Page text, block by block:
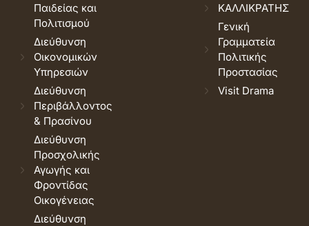
Παιδείας και
Πολιτισμού
Διεύθυνση
Οικονομικών
Υπηρεσιών
Διεύθυνση
Περιβάλλοντος
& Πρασίνου
Διεύθυνση
Προσχολικής
Αγωγής και
Φροντίδας
Οικογένειας
Διεύθυνση
ΚΑΛΛΙΚΡΑΤΗΣ
Γενική
Γραμματεία
Πολιτικής
Προστασίας
Visit Drama